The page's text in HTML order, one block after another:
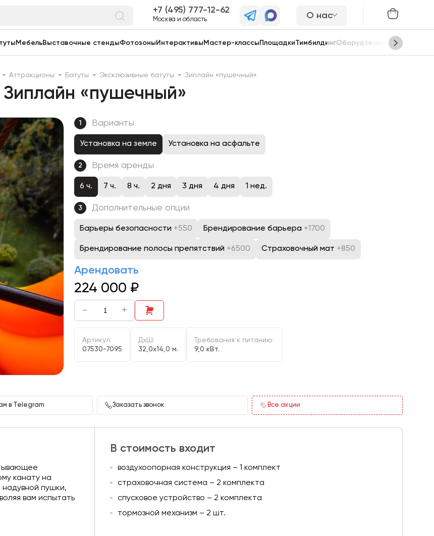
7 (495) 777-12-62
Москва и область О нас
МебельВыставочные стендыФотозоны Интерактивы Мастер-классы ПлощадкиТимбилдингОборудование Сцены
- Аттракционы - Батуты - Эксклюзивные батуты - Зиплайн «пушечный»
Зиплайн «пушечный»
1 Варианты
Установка на земле Установка на асфальте
2 Время аренды
6 ч. 7 ч. 8 ч. 2 дня 3 дня 4 дня 1 нед.
3 Дополнительные опции
Барьеры безопасности +550 Брендирование барьера +1700
Брендирование полосы препятствий +6500 Страховочный мат +850
Арендовать
224 000 ₽
- +
Артикул:
07530-7095
ДxШ:
32,0x14,0 м.
Требования к питанию:
9,0 кВт.
в Telegram Заказать звонок Все акции
канату на
пушки,
вам испытать
В стоимость входит
воздухоопорная конструкция – 1 комплект
страховочная система – 2 комплекта
спусковое устройство – 2 комплекта
тормозной механизм – 2 шт.